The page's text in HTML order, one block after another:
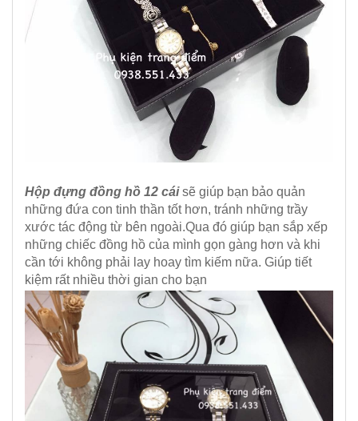
Hộp đựng đồng hồ 12 cái sẽ giúp bạn bảo quản
những đứa con tinh thần tốt hơn, tránh những trầy
xước tác động từ bên ngoài.Qua đó giúp bạn sắp xếp
những chiếc đồng hồ của mình gọn gàng hơn và khi
cần tới không phải lay hoay tìm kiếm nữa. Giúp tiết
kiệm rất nhiều thời gian cho bạn